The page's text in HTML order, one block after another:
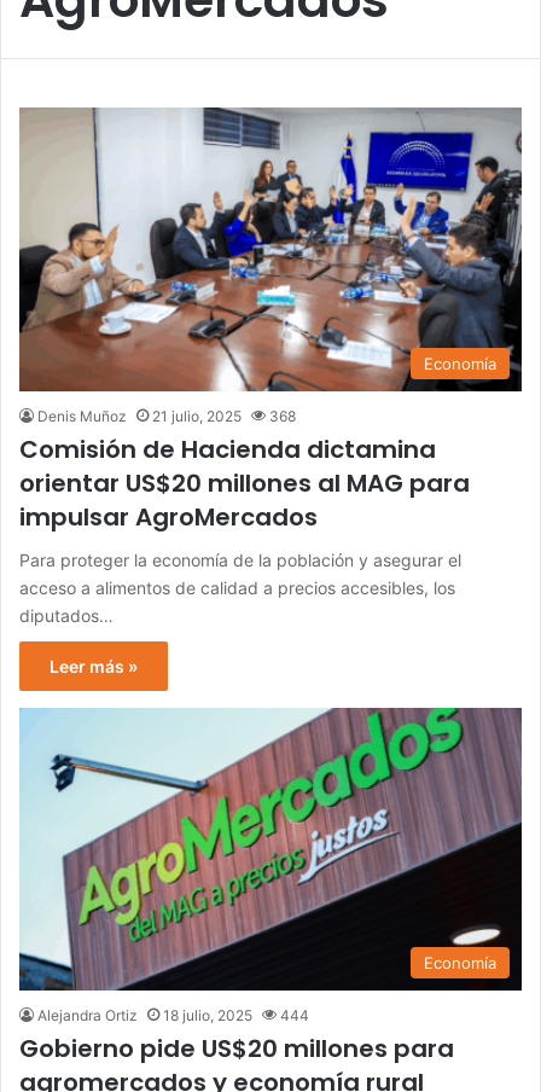
Economía
Denis Muñoz 21 julio, 2025 368
Comisión de Hacienda dictamina
orientar US$20 millones al MAG para
impulsar AgroMercados
Para proteger la economía de la población y asegurar el
acceso a alimentos de calidad a precios accesibles, los
diputados…
Leer más »
Economía
Alejandra Ortiz 18 julio, 2025 444
Gobierno pide US$20 millones para
agromercados y economía rural